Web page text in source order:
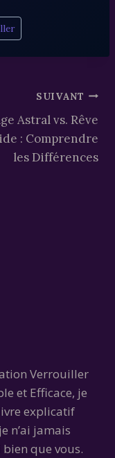
SUIVANT
Astral vs. Rêve
: Comprendre
les Différences
Verrouiller
et Efficace, je
explicatif
n’ai jamais
que vous.